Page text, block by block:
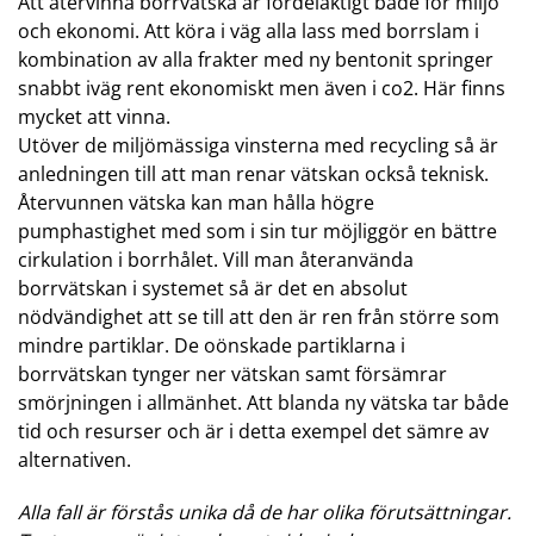
och ekonomi. Att köra i väg alla lass med borrslam i
kombination av alla frakter med ny bentonit springer
snabbt iväg rent ekonomiskt men även i co2. Här finns
mycket att vinna.
Utöver de miljömässiga vinsterna med recycling så är
anledningen till att man renar vätskan också teknisk.
Återvunnen vätska kan man hålla högre
pumphastighet med som i sin tur möjliggör en bättre
cirkulation i borrhålet. Vill man återanvända
borrvätskan i systemet så är det en absolut
nödvändighet att se till att den är ren från större som
mindre partiklar. De oönskade partiklarna i
borrvätskan tynger ner vätskan samt försämrar
smörjningen i allmänhet. Att blanda ny vätska tar både
tid och resurser och är i detta exempel det sämre av
alternativen.
Alla fall är förstås unika då de har olika förutsättningar.